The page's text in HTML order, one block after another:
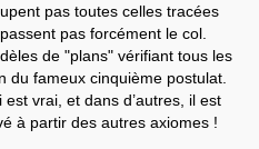
pas toutes celles tracées
pas forcément le col.
de "plans" vérifiant tous les
du fameux cinquième postulat.
vrai, et dans d’autres, il est
à partir des autres axiomes !